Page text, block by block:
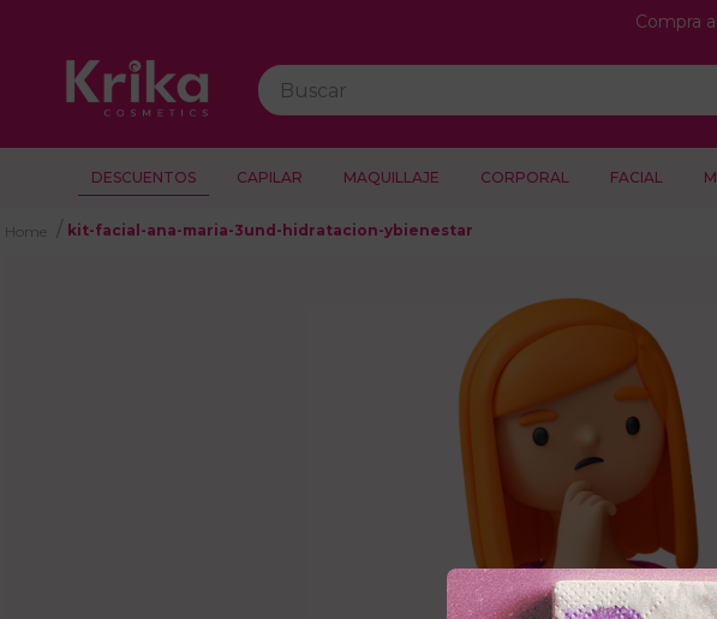
Compra
Buscar
DESCUENTOS CAPILAR MAQUILLAJE CORPORAL FACIAL
kit-facial-ana-maria-3und-hidratacion-ybienestar